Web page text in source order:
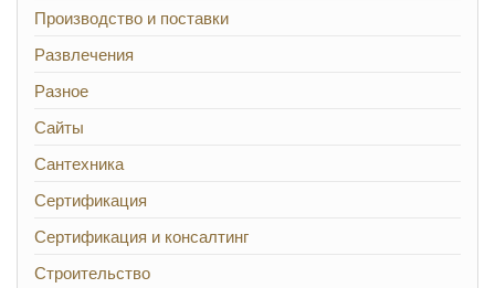
Производство и поставки
Развлечения
Разное
Сайты
Сантехника
Сертификация
Сертификация и консалтинг
Строительство